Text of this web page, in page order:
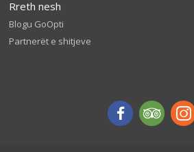
Rreth nesh
Blogu GoOpti
Partnerët e shitjeve